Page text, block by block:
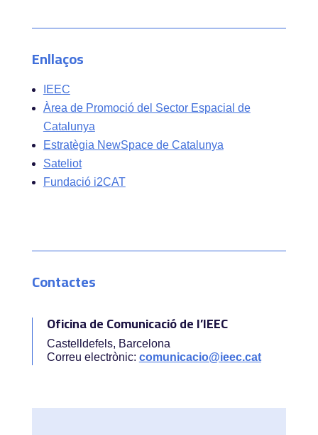
Enllaços
IEEC
Àrea de Promoció del Sector Espacial de
Catalunya
Estratègia NewSpace de Catalunya
Sateliot
Fundació i2CAT
Contactes
Oficina de Comunicació de l’IEEC
Castelldefels, Barcelona
Correu electrònic: comunicacio@ieec.cat